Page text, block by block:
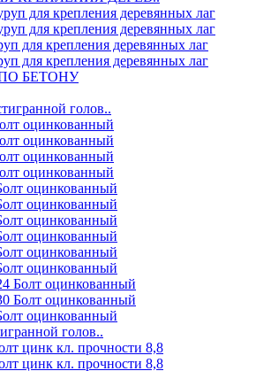
для крепления деревянных лаг
для крепления деревянных лаг
для крепления деревянных лаг
для крепления деревянных лаг
БЕТОНУ
голов..
оцинкованный
оцинкованный
оцинкованный
оцинкованный
оцинкованный
оцинкованный
оцинкованный
оцинкованный
оцинкованный
оцинкованный
Болт оцинкованный
Болт оцинкованный
оцинкованный
голов..
цинк кл. прочности 8,8
цинк кл. прочности 8,8